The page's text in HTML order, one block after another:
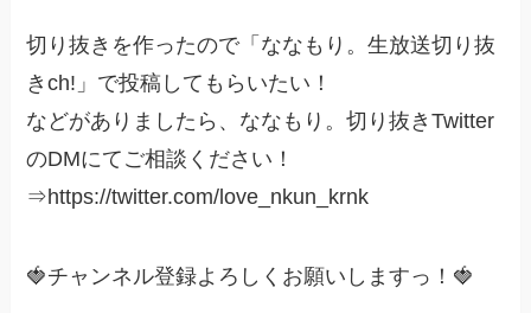
切り抜きを作ったので「ななもり。生放送切り抜
きch!」で投稿してもらいたい！
などがありましたら、ななもり。切り抜きTwitter
のDMにてご相談ください！
⇒https://twitter.com/love_nkun_krnk
🍓チャンネル登録よろしくお願いしますっ！🍓